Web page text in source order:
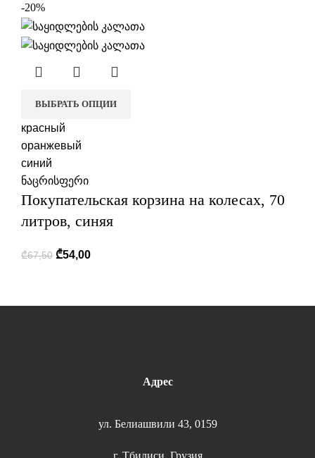
-20%
ВЫБРАТЬ ОПЦИИ
красный
оранжевый
синий
ნაცრისფერი
Покупательская корзина на колесах, 70
литров, синяя
₾67,50 ₾54,00
Адрес
ул. Белиашвили 43, 0159
г. Тбилиси, Грузия